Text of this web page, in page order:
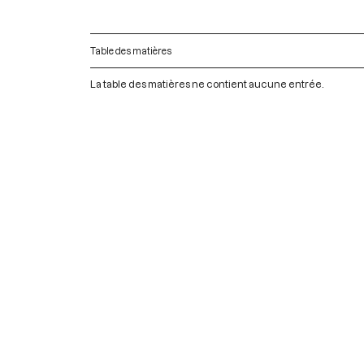
Table des matières
La table des matières ne contient aucune entrée.